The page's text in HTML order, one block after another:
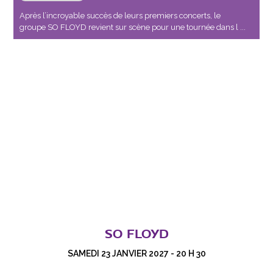
Après l’incroyable succès de leurs premiers concerts, le
groupe SO FLOYD revient sur scène pour une tournée dans l ...
SO FLOYD
SAMEDI 23 JANVIER 2027 - 20 H 30